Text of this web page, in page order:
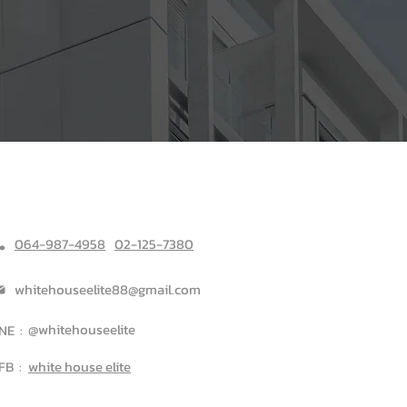
064-987-4958 02-125-7380
whitehouseelite88@gmail.com
: @whitehouseelite
: white house elite